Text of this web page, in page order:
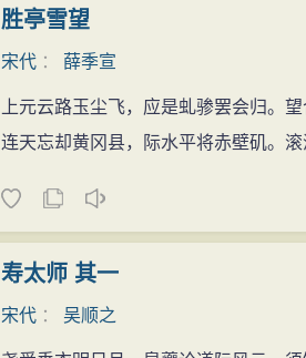
胜亭雪望
宋代 ： 薛季宣
上元云路玉尘飞，应是虬骖罢会归。
连天忘却黄冈县，际水平将赤壁矶。
寿太师 其一
宋代 ： 吴顺之